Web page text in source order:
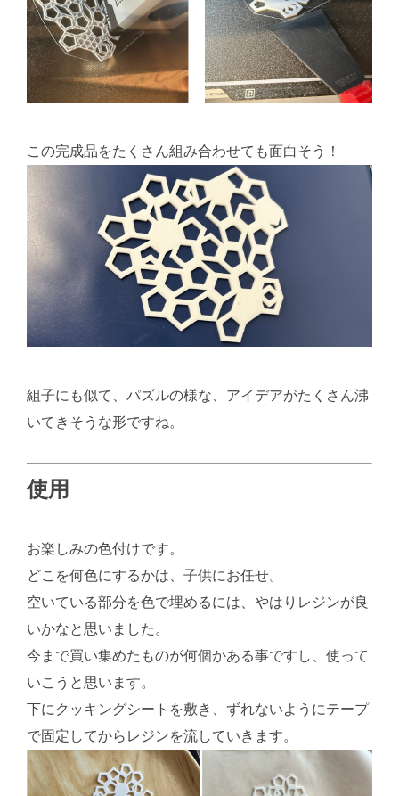
この完成品をたくさん組み合わせても面白そう！
組子にも似て、パズルの様な、アイデアがたくさん沸
いてきそうな形ですね。
使用
お楽しみの色付けです。
どこを何色にするかは、子供にお任せ。
空いている部分を色で埋めるには、やはりレジンが良
いかなと思いました。
今まで買い集めたものが何個かある事ですし、使って
いこうと思います。
下にクッキングシートを敷き、ずれないようにテープ
で固定してからレジンを流していきます。